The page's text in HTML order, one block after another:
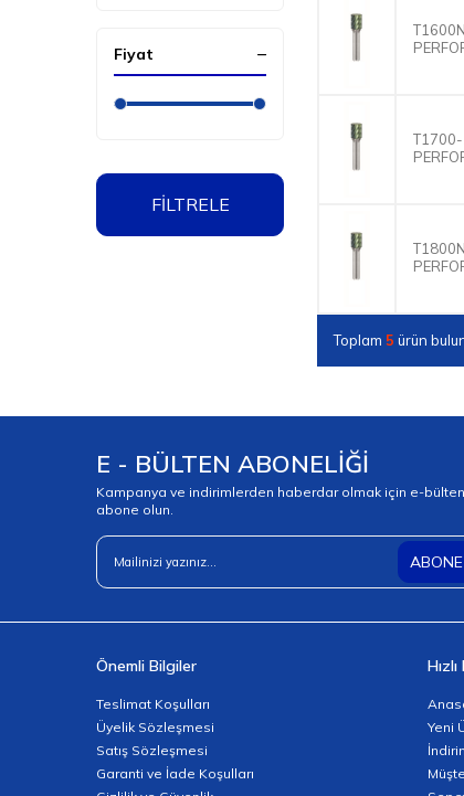
Silindir Düz Uçlu Ekstra
İnce Diş
Silindir Düz Uçlu Ekstra
Fiyat
FİLTRELE
T1700-
Toplam 5 ürün
E - BÜLTEN ABONELİĞİ
Kampanya ve indirimlerden haberdar olmak için e-
abone olun.
Önemli Bilgiler
Teslimat Koşulları
Üyelik Sözleşmesi
Satış Sözleşmesi
Garanti ve İade Koşulları
Yeni